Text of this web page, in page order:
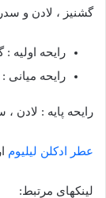
گشنیز ، لادن و
رایحه اولیه
رایحه
رایحه پایه : لادن ،
عطر ادکلن لیلیوم
لینکهای مرتبط: